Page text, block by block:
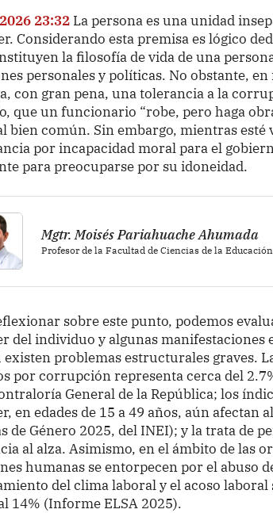
23:32 La persona es una unidad
Considerando esta premisa es lógico
la filosofía de vida de una
personales y políticas. No obstante, en
con gran pena, una tolerancia a la
que un funcionario “robe, pero haga
bien común. Sin embargo, mientras esté
por incapacidad moral para el
para preocuparse por su idoneidad.
Mgtr. Moisés Pariahuache Ahumada
Profesor de la Facultad de Ciencias de la
sobre este punto, podemos
del individuo y algunas manifestaciones
existen problemas estructurales graves.
por corrupción representa cerca del
General de la República; los
en edades de 15 a 49 años, aún afectan
de Género 2025, del INEI); y la trata de
al alza. Asimismo, en el ámbito de las
humanas se entorpecen por el abuso
del clima laboral y el acoso laboral
14% (Informe ELSA 2025).